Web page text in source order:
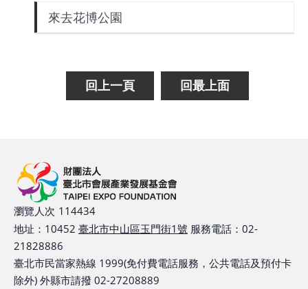
會
場
地
申
請
新
創
來去花博公園
回上一頁 回最上面
瀏覽人次 114434
地址：10452 臺北市中山區玉門街1號 服務電話：02-
21828886
臺北市民當家熱線 1999(免付費電話服務，公共電話及預付卡
除外) 外縣市請撥 02-27208889